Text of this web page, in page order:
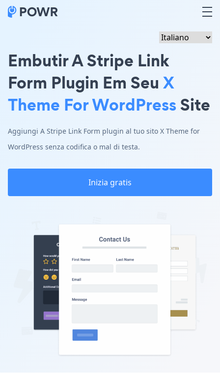
Embutir A Stripe Link
Form Plugin Em Seu X
Theme For WordPressSite
Aggiungi A Stripe Link Form plugin al tuo sito X Theme for
WordPress senza codifica o mal di testa.
Inizia gratis